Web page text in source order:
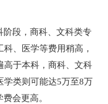
阶段，商科、文科类专
、医学等费用稍高，
高于本科，商科、文科
学类则可能达5万至8万
会更高。